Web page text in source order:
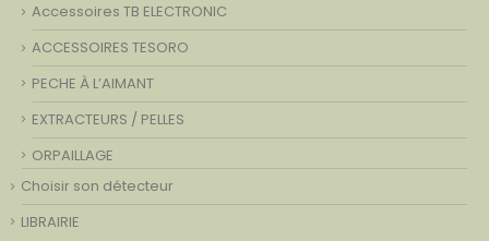
Accessoires TB ELECTRONIC
ACCESSOIRES TESORO
PECHE À L’AIMANT
EXTRACTEURS / PELLES
ORPAILLAGE
Choisir son détecteur
LIBRAIRIE